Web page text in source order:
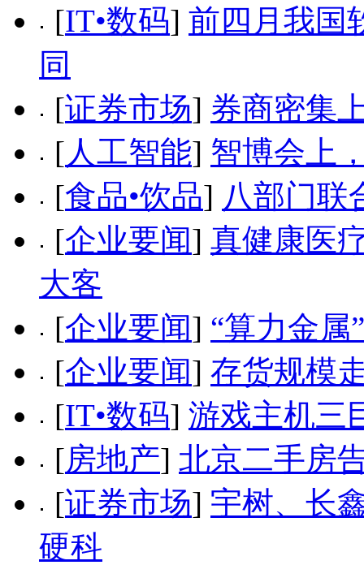
[IT•数码] 前四月我国
同
[证券市场] 券商密集
[人工智能] 智博会上
[食品•饮品] 八部门联
[企业要闻] 真健康医
大客
[企业要闻] “算力金属
[企业要闻] 存货规模
[IT•数码] 游戏主机三
[房地产] 北京二手房
[证券市场] 宇树、长
硬科